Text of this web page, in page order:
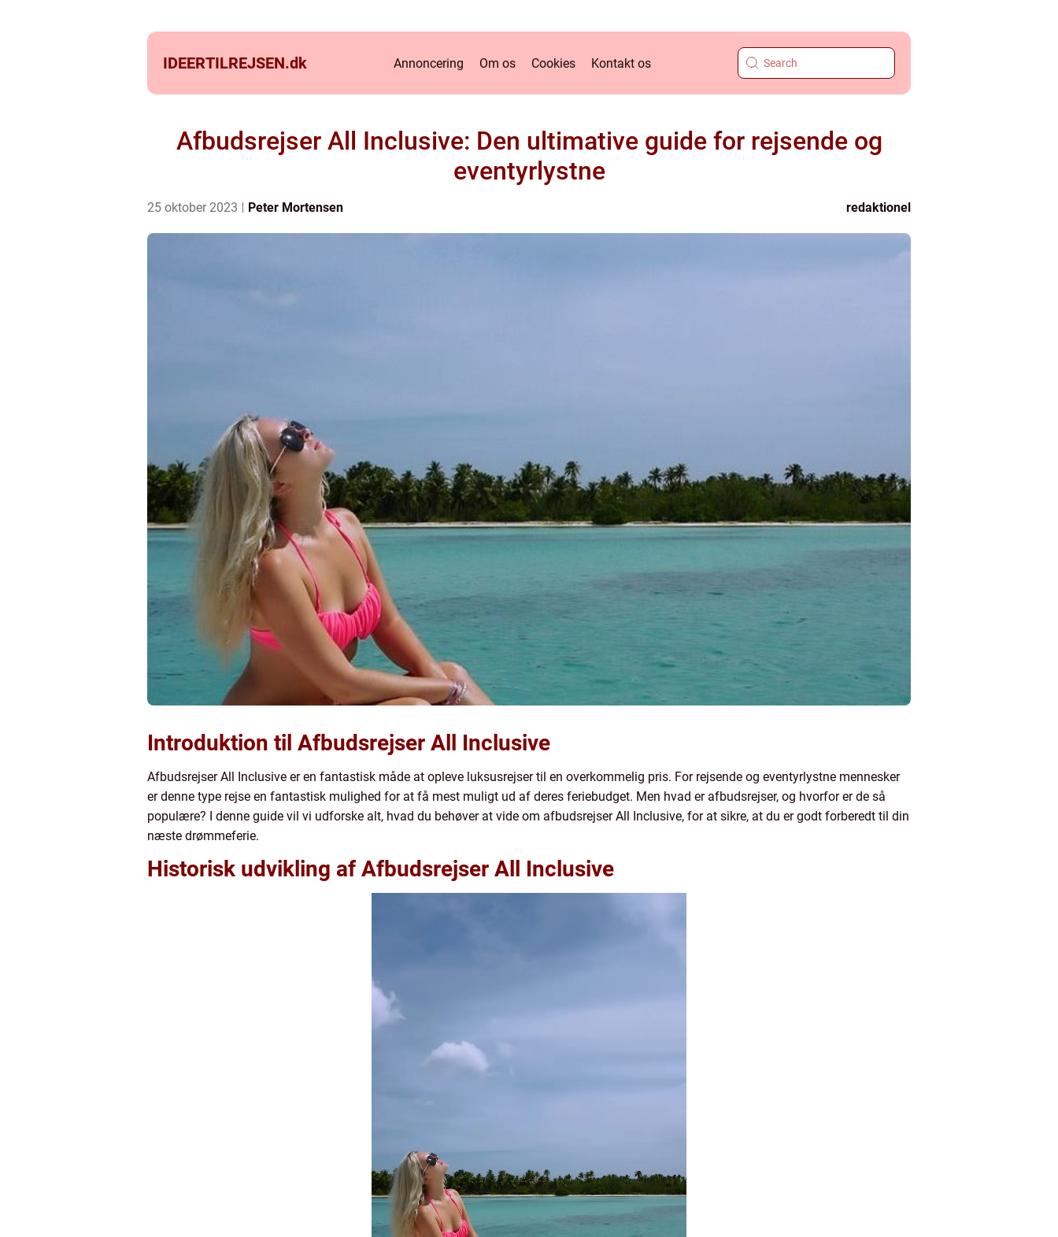
IDEERTILREJSEN.dk Annoncering Om os Cookies Kontakt os
Afbudsrejser All Inclusive: Den ultimative guide for rejsende og
eventyrlystne
25 oktober 2023 Peter Mortensen redaktionel
Introduktion til Afbudsrejser All Inclusive
Afbudsrejser All Inclusive er en fantastisk måde at opleve luksusrejser til en overkommelig pris. For rejsende og eventyrlystne mennesker
er denne type rejse en fantastisk mulighed for at få mest muligt ud af deres feriebudget. Men hvad er afbudsrejser, og hvorfor er de så
populære? I denne guide vil vi udforske alt, hvad du behøver at vide om afbudsrejser All Inclusive, for at sikre, at du er godt forberedt til din
næste drømmeferie.
Historisk udvikling af Afbudsrejser All Inclusive